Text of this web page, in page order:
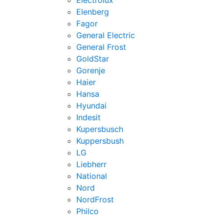
Elenberg
Fagor
General Electric
General Frost
GoldStar
Gorenje
Haier
Hansa
Hyundai
Indesit
Kupersbusch
Kuppersbush
LG
Liebherr
National
Nord
NordFrost
Philco